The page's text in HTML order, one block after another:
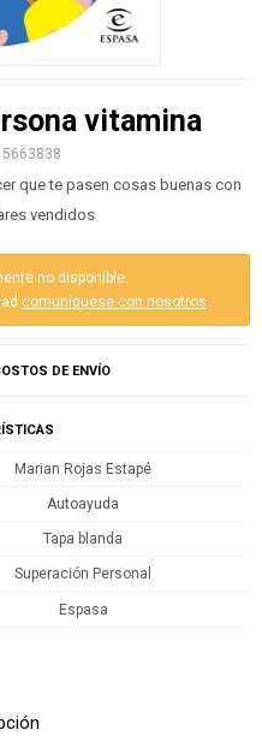
vitamina
que te pasen cosas buenas con
vendidos
no disponible.
comuníquese con nosotros.
DE ENVÍO
Marian Rojas Estapé
Autoayuda
Tapa blanda
Superación Personal
Espasa